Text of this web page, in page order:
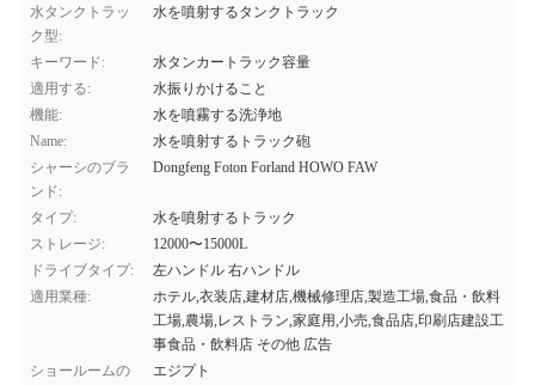
水タンクトラッ
ク型:
水を噴射するタンクトラック
キーワード:
水タンカートラック容量
適用する:
水振りかけること
機能:
水を噴霧する洗浄地
Name:
水を噴射するトラック砲
シャーシのブラ
ンド:
Dongfeng Foton Forland HOWO FAW
タイプ:
水を噴射するトラック
ストレージ:
12000〜15000L
ドライブタイプ:
左ハンドル 右ハンドル
適用業種:
ホテル,衣装店,建材店,機械修理店,製造工場,食品・飲料
工場,農場,レストラン,家庭用,小売,食品店,印刷店建設工
事食品・飲料店 その他 広告
ショールームの
エジプト